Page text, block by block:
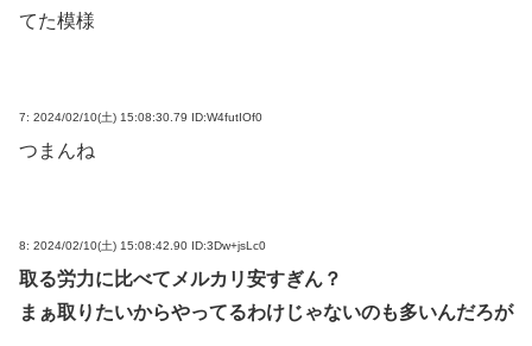
てた模様
7: 2024/02/10(土) 15:08:30.79 ID:W4futIOf0
つまんね
8: 2024/02/10(土) 15:08:42.90 ID:3Dw+jsLc0
取る労力に比べてメルカリ安すぎん？
まぁ取りたいからやってるわけじゃないのも多いんだろが